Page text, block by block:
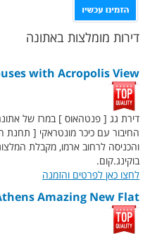
דירות מומלצות באתונה
with Acropolis View
דירת גג [ פנטהאוס ] במרז של
החיבור עם כיכר מונטראקי [
והכניסה לרחוב ארמו, מקבלת
בוקינג.קום.
לחצו כאן לפרטים והזמנה
Amazing New Flat